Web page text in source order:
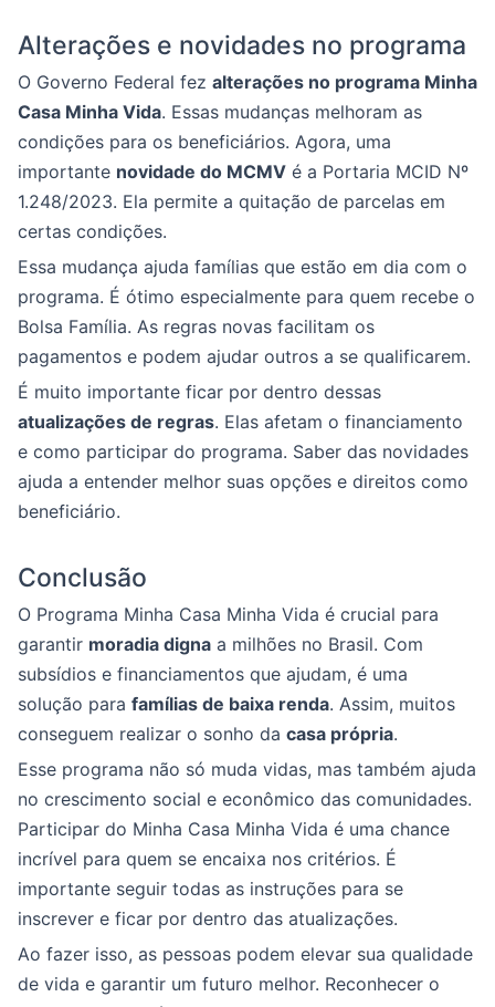
Alterações e novidades no programa
O Governo Federal fez alterações no programa Minha
Casa Minha Vida. Essas mudanças melhoram as
condições para os beneficiários. Agora, uma
importante novidade do MCMV é a Portaria MCID Nº
1.248/2023. Ela permite a quitação de parcelas em
certas condições.
Essa mudança ajuda famílias que estão em dia com o
programa. É ótimo especialmente para quem recebe o
Bolsa Família. As regras novas facilitam os
pagamentos e podem ajudar outros a se qualificarem.
É muito importante ficar por dentro dessas
atualizações de regras. Elas afetam o financiamento
e como participar do programa. Saber das novidades
ajuda a entender melhor suas opções e direitos como
beneficiário.
Conclusão
O Programa Minha Casa Minha Vida é crucial para
garantir moradia digna a milhões no Brasil. Com
subsídios e financiamentos que ajudam, é uma
solução para famílias de baixa renda. Assim, muitos
conseguem realizar o sonho da casa própria.
Esse programa não só muda vidas, mas também ajuda
no crescimento social e econômico das comunidades.
Participar do Minha Casa Minha Vida é uma chance
incrível para quem se encaixa nos critérios. É
importante seguir todas as instruções para se
inscrever e ficar por dentro das atualizações.
Ao fazer isso, as pessoas podem elevar sua qualidade
de vida e garantir um futuro melhor. Reconhecer o